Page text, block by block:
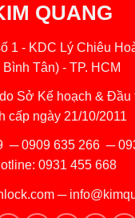
QUANG
1 - KDC Lý Chiêu
Bình Tân) - TP. HCM
Sở Kế hoạch &
cấp ngày 21/10/2011
─0909 635 266─
0931 455 668
─